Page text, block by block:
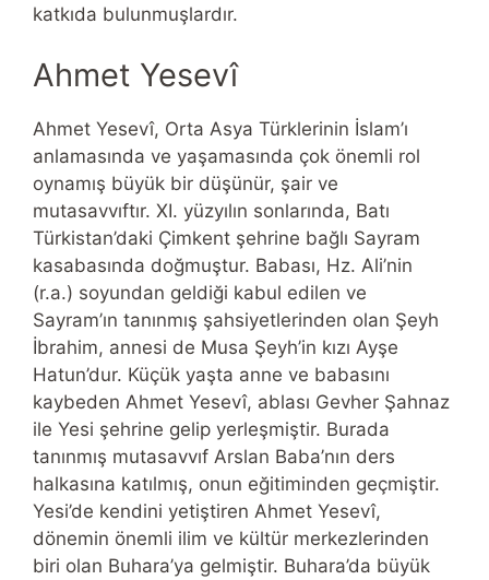
katkıda bulunmuşlardır.
Ahmet Yesevî
Ahmet Yesevî, Orta Asya Türklerinin İslam’ı
anlamasında ve yaşamasında çok önemli rol
oynamış büyük bir düşünür, şair ve
mutasavvıftır. XI. yüzyılın sonlarında, Batı
Türkistan’daki Çimkent şehrine bağlı Sayram
kasabasında doğmuştur. Babası, Hz. Ali’nin
(r.a.) soyundan geldiği kabul edilen ve
Sayram’ın tanınmış şahsiyetlerinden olan Şeyh
İbrahim, annesi de Musa Şeyh’in kızı Ayşe
Hatun’dur. Küçük yaşta anne ve babasını
kaybeden Ahmet Yesevî, ablası Gevher Şahnaz
ile Yesi şehrine gelip yerleşmiştir. Burada
tanınmış mutasavvıf Arslan Baba’nın ders
halkasına katılmış, onun eğitiminden geçmiştir.
Yesi’de kendini yetiştiren Ahmet Yesevî,
dönemin önemli ilim ve kültür merkezlerinden
biri olan Buhara’ya gelmiştir. Buhara’da büyük